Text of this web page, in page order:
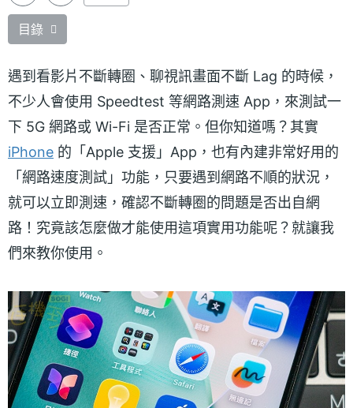
目錄
遇到看影片不斷轉圈、聊視訊畫面不斷 Lag 的時候，
不少人會使用 Speedtest 等網路測速 App，來測試一
下 5G 網路或 Wi-Fi 是否正常。但你知道嗎？其實
iPhone 的「Apple 支援」App，也有內建非常好用的
「網路速度測試」功能，只要遇到網路不順的狀況，
就可以立即測速，確認不斷轉圈的問題是否出自網
路！究竟該怎麼做才能使用這項實用功能呢？就讓我
們來教你使用。